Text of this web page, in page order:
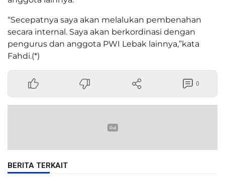
“Secepatnya saya akan melalukan pembenahan
secara internal. Saya akan berkordinasi dengan
pengurus dan anggota PWI Lebak lainnya,”kata
Fahdi.(*)
0
BERITA TERKAIT